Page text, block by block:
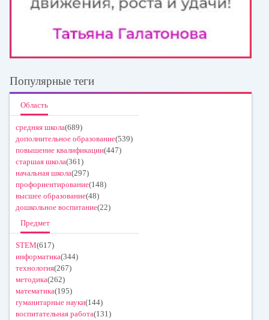
Популярные теги
Область
средняя школа(689)
дополнительное образование(539)
повышение квалификации(447)
старшая школа(361)
начальная школа(297)
профориентирование(148)
высшее образование(48)
дошкольное воспитание(22)
Предмет
STEM(617)
информатика(344)
технология(267)
методика(262)
математика(195)
гуманитарные науки(144)
воспитательная работа(131)